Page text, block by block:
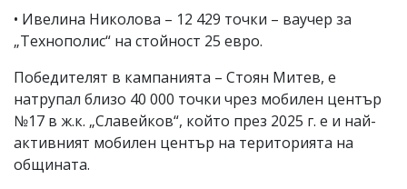
• Ивелина Николова – 12 429 точки – ваучер за
„Технополис“ на стойност 25 евро.
Победителят в кампанията – Стоян Митев, е
натрупал близо 40 000 точки чрез мобилен център
№17 в ж.к. „Славейков“, който през 2025 г. е и най-
активният мобилен център на територията на
общината.